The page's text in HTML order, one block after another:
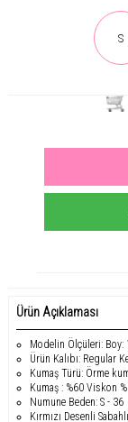
S
Ürün Açıklaması
Modelin Ölçüleri: Boy:
Ürün Kalıbı: Regular
Kumaş Türü: Örme
Kumaş : %60 Viskon
Numune Beden: S - 36
Kırmızı Desenli